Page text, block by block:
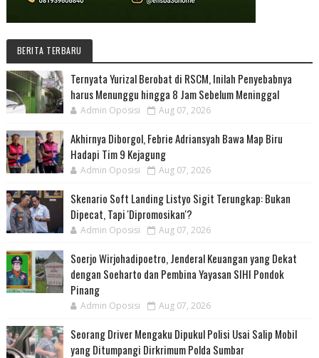
BERITA TERBARU
Ternyata Yurizal Berobat di RSCM, Inilah Penyebabnya
harus Menunggu hingga 8 Jam Sebelum Meninggal
Admin Oposisi Aug 07, 2026
Akhirnya Diborgol, Febrie Adriansyah Bawa Map Biru
Hadapi Tim 9 Kejagung
Admin Oposisi Aug 07, 2026
Skenario Soft Landing Listyo Sigit Terungkap: Bukan
Dipecat, Tapi 'Dipromosikan'?
Admin Oposisi Aug 07, 2026
Soerjo Wirjohadipoetro, Jenderal Keuangan yang Dekat
dengan Soeharto dan Pembina Yayasan SIHI Pondok
Pinang
Admin Oposisi Aug 07, 2026
Seorang Driver Mengaku Dipukul Polisi Usai Salip Mobil
yang Ditumpangi Dirkrimum Polda Sumbar